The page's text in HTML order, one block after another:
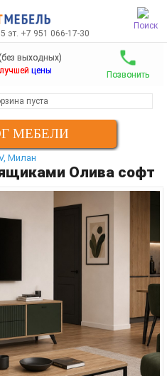
Поиск
эт. +7 951 066-17-30
выходных)
лучшей цены Позвонить
пуста
МЕБЕЛИ
Милан
Олива софт